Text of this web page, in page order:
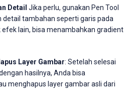
Detail Jika perlu, gunakan Pen Tool
tambahan seperti garis pada
lain, bisa menambahkan gradient
Layer Gambar: Setelah selesai
hasilnya, Anda bisa
menghapus layer gambar asli dari